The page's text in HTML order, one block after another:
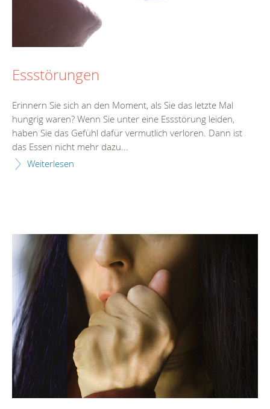
Essstörungen
Erinnern Sie sich an den Moment, als Sie das letzte Mal
hungrig waren? Wenn Sie unter eine Essstörung leiden,
haben Sie das Gefühl dafür vermutlich verloren. Dann ist
das Essen nicht mehr dazu...
Weiterlesen